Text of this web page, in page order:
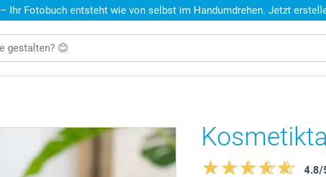
– Ihr Fotobuch entsteht wie von selbst im Handumdrehen. Jetzt
4.8/